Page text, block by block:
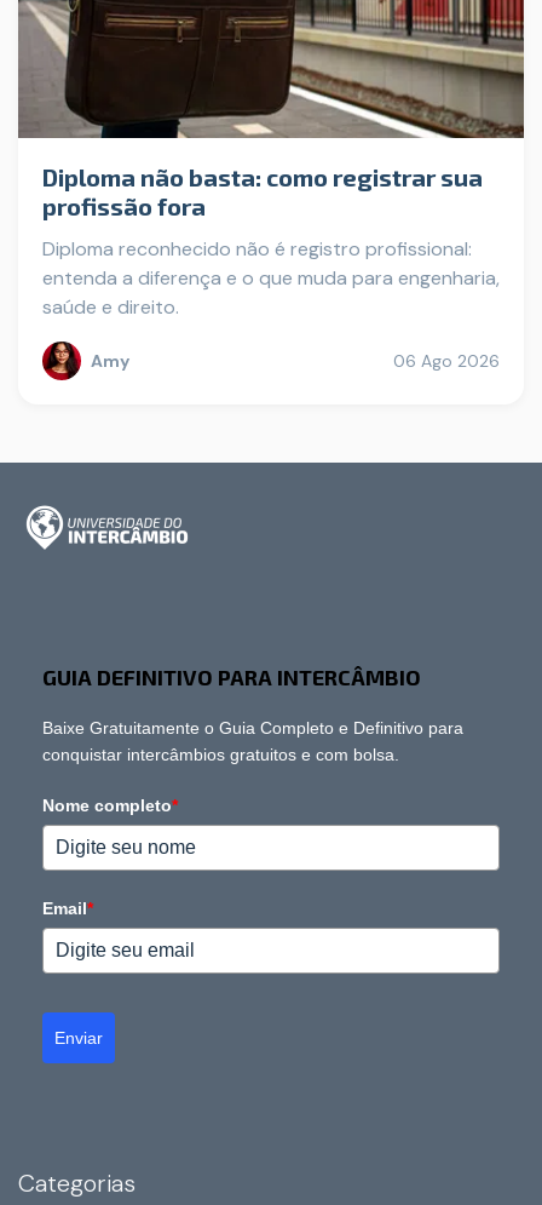
Diploma não basta: como registrar sua
profissão fora
Diploma reconhecido não é registro profissional:
entenda a diferença e o que muda para engenharia,
saúde e direito.
Amy 06 Ago 2026
GUIA DEFINITIVO PARA INTERCÂMBIO
Baixe Gratuitamente o Guia Completo e Definitivo para
conquistar intercâmbios gratuitos e com bolsa.
Nome completo*
Email*
Enviar
Categorias